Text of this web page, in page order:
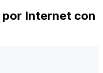
Internet con